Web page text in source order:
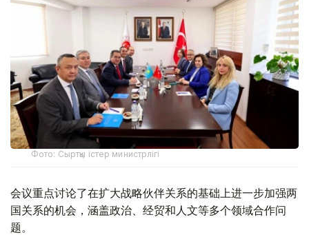
Фото: Сыртқы істер министрлігі
会议重点讨论了在扩大战略伙伴关系的基础上进一步加强两
国关系的机会，涵盖政治、经贸和人文等多个领域合作问
题。